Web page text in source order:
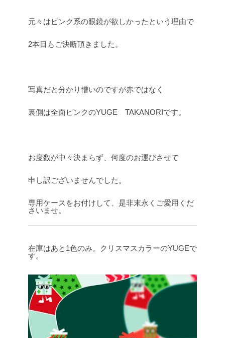
元々はピンク系の眼鏡が欲しかったという理由で
2本目もご決断頂きました。
写真だと分かり憎いのですが赤ではなく
裏側は全面ピンクのYUGE TAKANORIです。
お度数が中々決まらず、何度のお運びさせて
申し訳ございませんでした。
専用ケースをお付けして、是非末永くご愛用くだ
さいませ。
在庫はあと1色のみ。クリスマスカラーのYUGEで
す。